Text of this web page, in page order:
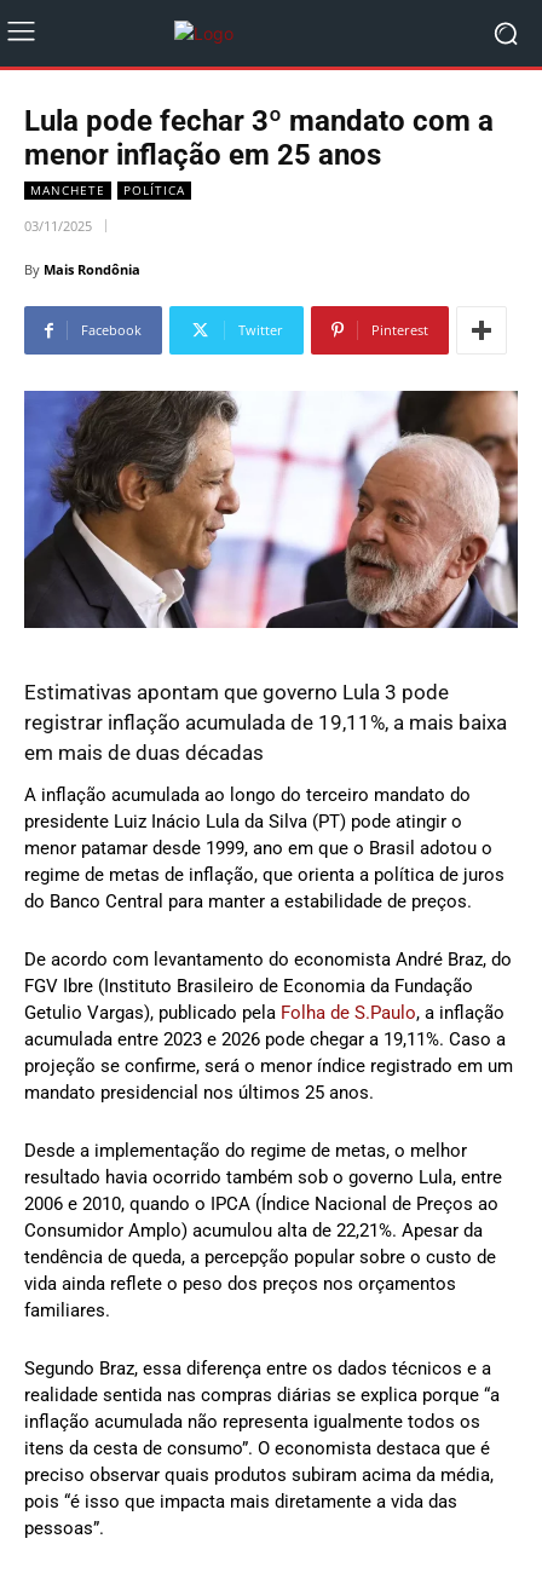
Lula pode fechar 3º mandato com a
menor inflação em 25 anos
MANCHETE POLÍTICA
03/11/2025
By Mais Rondônia
Facebook Twitter Pinterest
Estimativas apontam que governo Lula 3 pode
registrar inflação acumulada de 19,11%, a mais baixa
em mais de duas décadas
A inflação acumulada ao longo do terceiro mandato do
presidente Luiz Inácio Lula da Silva (PT) pode atingir o
menor patamar desde 1999, ano em que o Brasil adotou o
regime de metas de inflação, que orienta a política de juros
do Banco Central para manter a estabilidade de preços.
De acordo com levantamento do economista André Braz, do
FGV Ibre (Instituto Brasileiro de Economia da Fundação
Getulio Vargas), publicado pela Folha de S.Paulo, a inflação
acumulada entre 2023 e 2026 pode chegar a 19,11%. Caso a
projeção se confirme, será o menor índice registrado em um
mandato presidencial nos últimos 25 anos.
Desde a implementação do regime de metas, o melhor
resultado havia ocorrido também sob o governo Lula, entre
2006 e 2010, quando o IPCA (Índice Nacional de Preços ao
Consumidor Amplo) acumulou alta de 22,21%. Apesar da
tendência de queda, a percepção popular sobre o custo de
vida ainda reflete o peso dos preços nos orçamentos
familiares.
Segundo Braz, essa diferença entre os dados técnicos e a
realidade sentida nas compras diárias se explica porque “a
inflação acumulada não representa igualmente todos os
itens da cesta de consumo”. O economista destaca que é
preciso observar quais produtos subiram acima da média,
pois “é isso que impacta mais diretamente a vida das
pessoas”.